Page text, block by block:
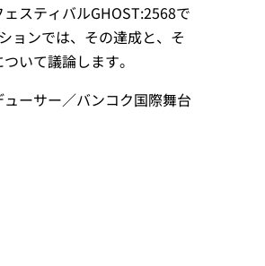
スティバルGHOST:2568で
ョンでは、その達成と、そ
いて議論します。
ーサー／バンコク国際舞台